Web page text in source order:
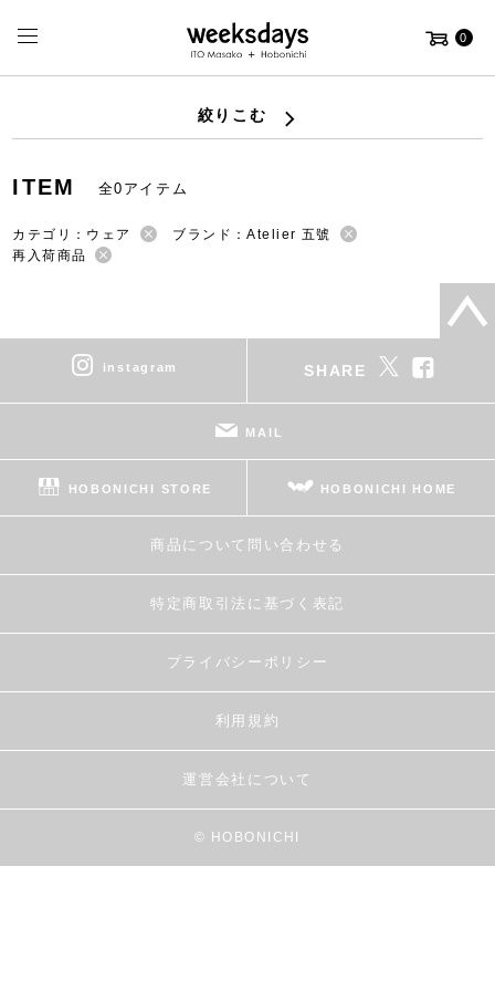
0
絞りこむ
ITEM 全0アイテム
カテゴリ：ウェア
ブランド：Atelier 五號
再入荷商品
instagram SHARE
MAIL
HOBONICHI STORE HOBONICHI HOME
商品について問い合わせる
特定商取引法に基づく表記
プライバシーポリシー
利用規約
運営会社について
© HOBONICHI